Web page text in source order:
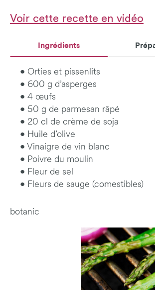
Voir cette recette en vidéo
Ingrédients
• Orties et pissenlits
• 600 g d’asperges
• 4 œufs
• 50 g de parmesan râpé
• 20 cl de crème de soja
• Huile d’olive
• Vinaigre de vin blanc
• Poivre du moulin
• Fleur de sel
• Fleurs de sauge (comestibles)
botanic